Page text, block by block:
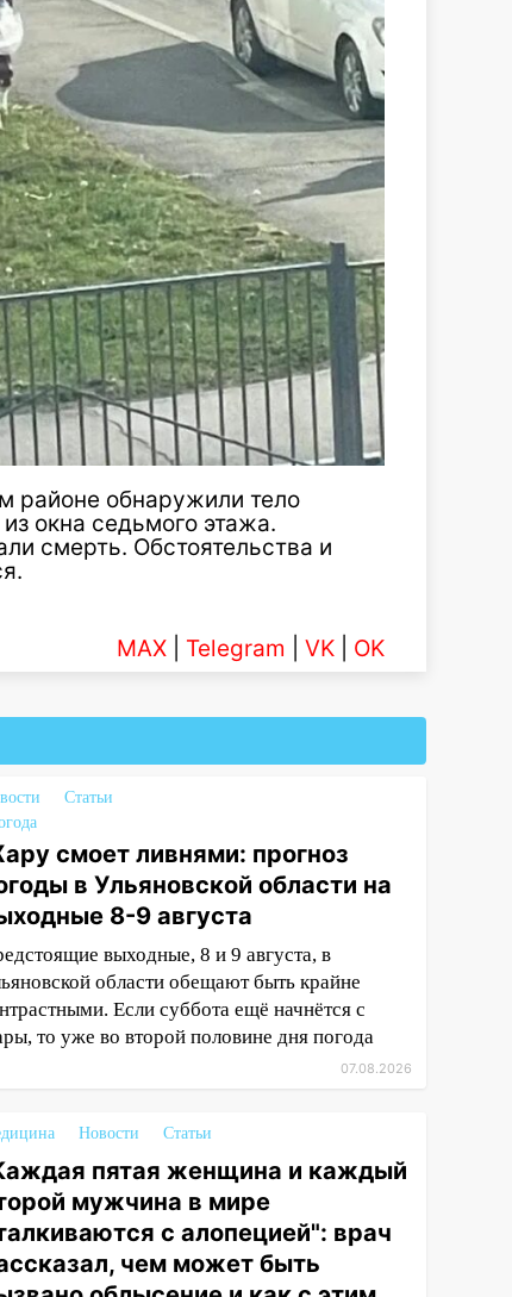
районе обнаружили тело
окна седьмого этажа.
смерть. Обстоятельства и
MAX Telegram VK OK
Статьи
смоет ливнями: прогноз
в Ульяновской области на
8-9 августа
выходные, 8 и 9 августа, в
области обещают быть крайне
Если суббота ещё начнётся с
то уже во второй половине дня погода
07.08.2026
Новости Статьи
пятая женщина и каждый
мужчина в мире
с алопецией": врач
чем может быть